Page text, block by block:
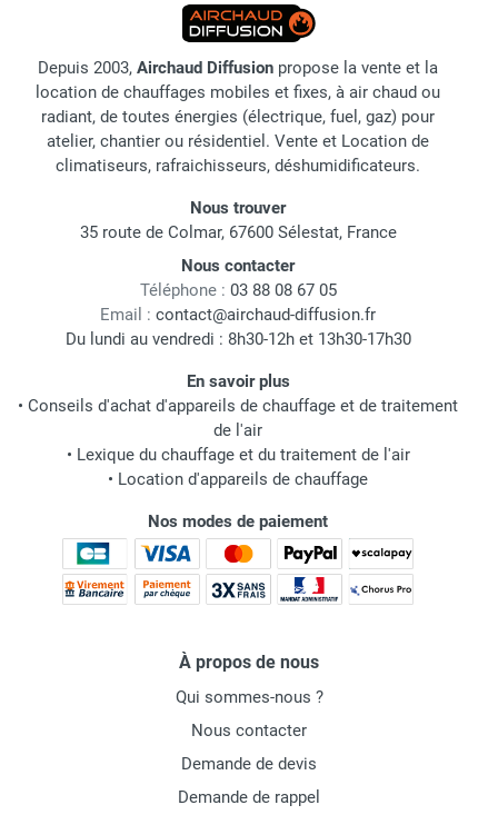
Depuis 2003, Airchaud Diffusion propose la vente et la
location de chauffages mobiles et fixes, à air chaud ou
radiant, de toutes énergies (électrique, fuel, gaz) pour
atelier, chantier ou résidentiel. Vente et Location de
climatiseurs, rafraichisseurs, déshumidificateurs.
Nous trouver
35 route de Colmar, 67600 Sélestat, France
Nous contacter
Téléphone : 03 88 08 67 05
Email : contact@airchaud-diffusion.fr
Du lundi au vendredi : 8h30-12h et 13h30-17h30
En savoir plus
• Conseils d'achat d'appareils de chauffage et de traitement
de l'air
• Lexique du chauffage et du traitement de l'air
• Location d'appareils de chauffage
Nos modes de paiement
À propos de nous
Qui sommes-nous ?
Nous contacter
Demande de devis
Demande de rappel